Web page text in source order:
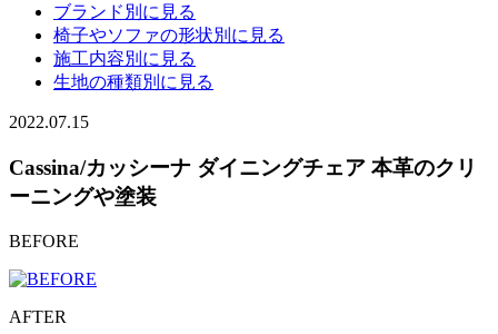
ブランド別に見る
椅子やソファの形状別に見る
施工内容別に見る
生地の種類別に見る
2022.07.15
Cassina/カッシーナ ダイニングチェア 本革のクリ
ーニングや塗装
BEFORE
AFTER